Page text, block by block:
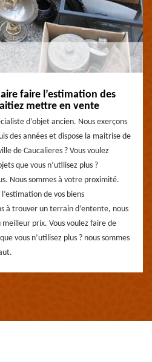
faire l’estimation des
mettre en vente
d’objet ancien. Nous exerçons
des années et dispose la maitrise de
de Caucalieres ? Vous voulez
que vous n’utilisez plus ?
Nous sommes à votre proximité.
de vos biens
à trouver un terrain d’entente, nous
meilleur prix. Vous voulez faire de
vous n’utilisez plus ? nous sommes